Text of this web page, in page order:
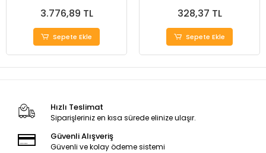
3.776,89 TL
Sepete Ekle
328,37 TL
Sepete Ekle
Hızlı Teslimat
Siparişleriniz en kısa sürede elinize ulaşır.
Güvenli Alışveriş
Güvenli ve kolay ödeme sistemi